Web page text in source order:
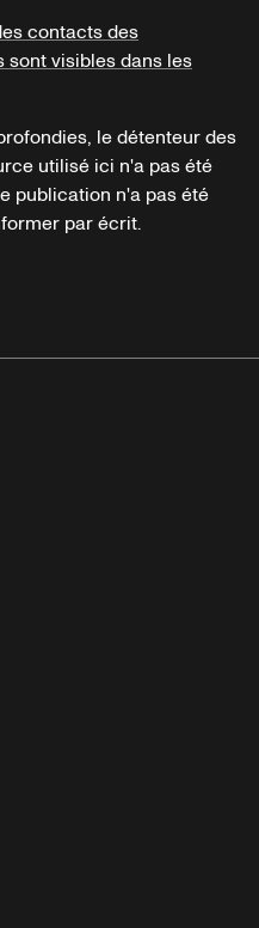
contacts des
visibles dans les
le détenteur des
utilisé ici n'a pas été
publication n'a pas été
par écrit.